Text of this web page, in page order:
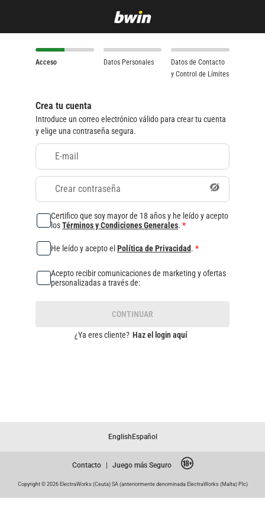
Acceso Datos Personales
Datos de Contacto
y Control de Límites
Crea tu cuenta
Introduce un correo electrónico válido para crear tu cuenta
y elige una contraseña segura.
E-mail
Crear contraseña
Certifico que soy mayor de 18 años y he leído y acepto
losTérminos y Condiciones Generales. *
He leído y acepto el Política de Privacidad. *
Acepto recibir comunicaciones de marketing y ofertas
personalizadas a través de:
CONTINUAR
¿Ya eres cliente? Haz el login aquí
English Español
Contacto Juego más Seguro
Copyright © 2026 ElectraWorks (Ceuta) SA (anteriormente denominada ElectraWorks (Malta) Plc)